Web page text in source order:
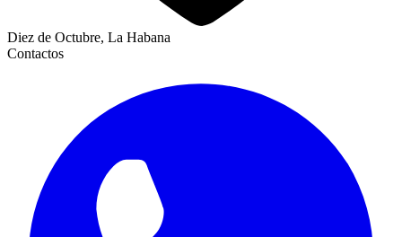
Diez de Octubre, La Habana
Contactos